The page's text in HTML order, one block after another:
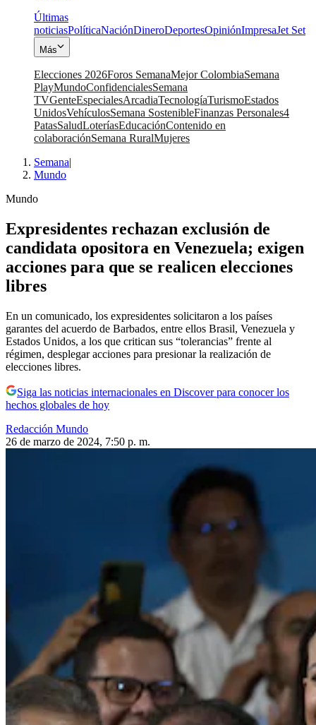
Últimas
noticiasPolíticaNaciónDineroDeportesOpiniónImpresaJet Set
Más
Elecciones 2026Foros SemanaMejor ColombiaSemana
PlayMundoConfidencialesSemana
TVGenteEspecialesArcadiaTecnologíaTurismoEstados
UnidosVehículosSemana SostenibleFinanzas Personales4
PatasSaludLoteríasEducaciónContenido en
colaboraciónSemana RuralMujeres
Semana|
Mundo
Mundo
Expresidentes rechazan exclusión de
candidata opositora en Venezuela; exigen
acciones para que se realicen elecciones
libres
En un comunicado, los expresidentes solicitaron a los países
garantes del acuerdo de Barbados, entre ellos Brasil, Venezuela y
Estados Unidos, a los que critican sus “tolerancias” frente al
régimen, desplegar acciones para presionar la realización de
elecciones libres.
Siga las noticias internacionales en Discover para conocer los
hechos globales de hoy
Redacción Mundo
26 de marzo de 2024, 7:50 p. m.